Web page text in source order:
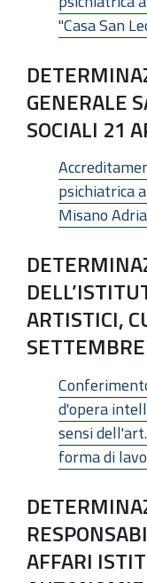
"Casa San
GENERALE
SOCIALI 21
psichiatrica
Misano
ARTISTICI,
d'opera
sensi
forma di
AFFARI